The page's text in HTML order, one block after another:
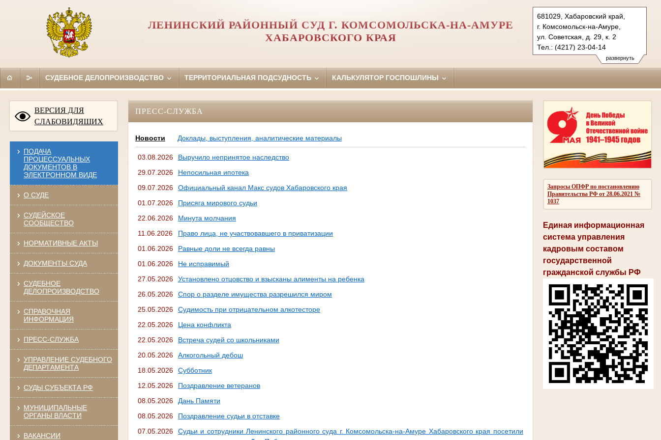
развернуть
681029, Хабаровский край,
г. Комсомольск-на-Амуре,
ул. Советская, д. 29, к. 2
Тел.: (4217) 23-04-14
leninsky.hbr@sudrf.ru
ЛЕНИНСКИЙ РАЙОННЫЙ СУД Г. КОМСОМОЛЬСКА-НА-АМУРЕ
ХАБАРОВСКОГО КРАЯ
СУДЕБНОЕ ДЕЛОПРОИЗВОДСТВО ТЕРРИТОРИАЛЬНАЯ ПОДСУДНОСТЬ КАЛЬКУЛЯТОР ГОСПОШЛИНЫ
ВЕРСИЯ ДЛЯ
СЛАБОВИДЯЩИХ
ПОДАЧА
ПРОЦЕССУАЛЬНЫХ
ДОКУМЕНТОВ В
ЭЛЕКТРОННОМ ВИДЕ
О СУДЕ
СУДЕЙСКОЕ
СООБЩЕСТВО
НОРМАТИВНЫЕ АКТЫ
ДОКУМЕНТЫ СУДА
СУДЕБНОЕ
ДЕЛОПРОИЗВОДСТВО
СПРАВОЧНАЯ
ИНФОРМАЦИЯ
ПРЕСС-СЛУЖБА
УПРАВЛЕНИЕ СУДЕБНОГО
ДЕПАРТАМЕНТА
СУДЫ СУБЪЕКТА РФ
МУНИЦИПАЛЬНЫЕ
ОРГАНЫ ВЛАСТИ
ВАКАНСИИ
Запросы ОПФР по постановлению
Правительства РФ от 28.06.2021 №
1037
Единая информационная
система управления
кадровым составом
государственной
гражданской службы РФ
ПРЕСС-СЛУЖБА
Новости Доклады, выступления, аналитические материалы
03.08.2026
Выручило непринятое наследство
29.07.2026
Непосильная ипотека
09.07.2026
Официальный канал Макс судов Хабаровского края
01.07.2026
Присяга мирового судьи
22.06.2026
Минута молчания
11.06.2026
Право лица, не участвовавшего в приватизации
01.06.2026
Равные доли не всегда равны
01.06.2026
Не исправимый
27.05.2026
Установлено отцовство и взысканы алименты на ребенка
26.05.2026
Спор о разделе имущества разрешился миром
25.05.2026
Судимость при отрицательном алкотесторе
22.05.2026
Цена конфликта
22.05.2026
Встреча судей со школьниками
20.05.2026
Алкогольный дебош
18.05.2026
Субботник
12.05.2026
Поздравление ветеранов
08.05.2026
Дань Памяти
08.05.2026
Поздравление судьи в отставке
07.05.2026
Судьи и сотрудники Ленинского районного суда г. Комсомольска-на-Амуре Хабаровского края посетили